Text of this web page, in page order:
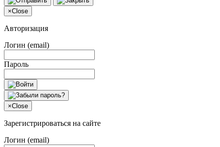
×Close
Авторизация
Логин (email)
Пароль
×Close
Зарегистрироваться на сайте
Логин (email)